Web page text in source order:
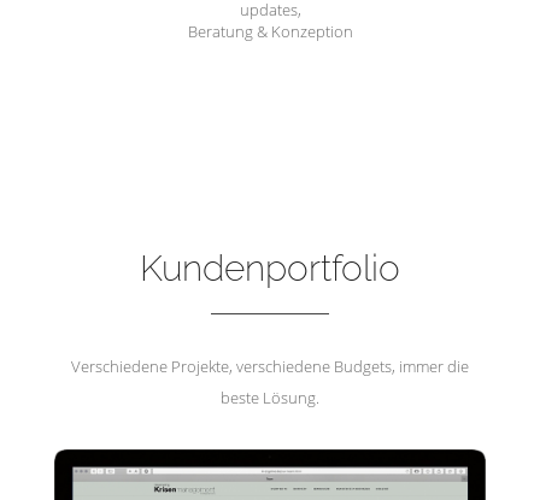
updates,
Beratung & Konzeption
Kundenportfolio
Verschiedene Projekte, verschiedene Budgets, immer die
beste Lösung.